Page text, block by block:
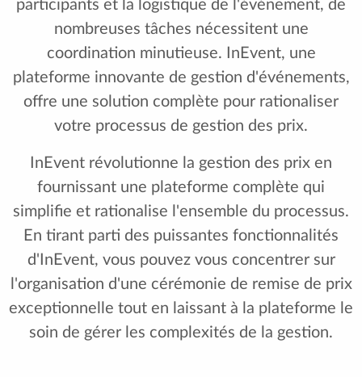
participants et la logistique de l'événement, de
nombreuses tâches nécessitent une
coordination minutieuse. InEvent, une
plateforme innovante de gestion d'événements,
offre une solution complète pour rationaliser
votre processus de gestion des prix.
InEvent révolutionne la gestion des prix en
fournissant une plateforme complète qui
simplifie et rationalise l'ensemble du processus.
En tirant parti des puissantes fonctionnalités
d'InEvent, vous pouvez vous concentrer sur
l'organisation d'une cérémonie de remise de prix
exceptionnelle tout en laissant à la plateforme le
soin de gérer les complexités de la gestion.